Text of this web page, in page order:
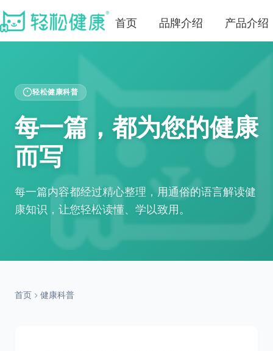
首页 品牌介绍 产品介绍
轻松健康科普
每一篇，都为您的健康
而写
每一篇内容都经过精心整理，用通俗的语言解读健
康知识，让您轻松读懂、学以致用。
首页 健康科普